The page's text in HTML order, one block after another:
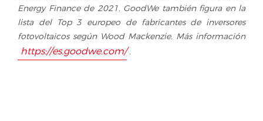
Energy Finance de 2021. GoodWe también figura en la
lista del Top 3 europeo de fabricantes de inversores
fotovoltaicos según Wood Mackenzie. Más información
https://es.goodwe.com/.